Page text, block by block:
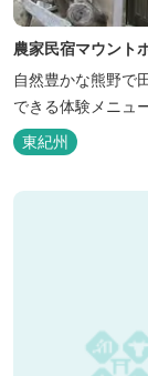
農家民宿マウント
自然豊かな熊野で
できる体験メニュ
東紀州